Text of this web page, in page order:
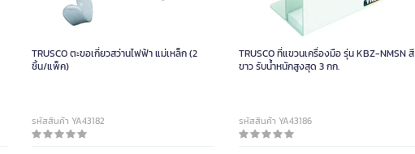
TRUSCO ตะขอเกี่ยวสว่านไฟฟ้า แม่เหล็ก (2
ชิ้น/แพ็ค)
รหัสสินค้า YA43182
TRUSCO ที่แขวนเครื่องมือ รุ่น KBZ-NMSN สี
ขาว รับน้ำหนักสูงสุด 3 กก.
รหัสสินค้า YA43186